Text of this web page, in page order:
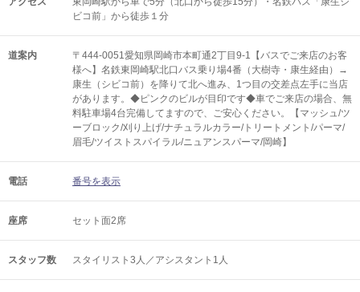
ビコ前」から徒歩１分
道案内
〒444-0051愛知県岡崎市本町通2丁目9-1【バスでご来店のお客
様へ】名鉄東岡崎駅北口バス乗り場4番（大樹寺・康生経由）→
康生（シビコ前）を降りて北へ進み、1つ目の交差点左手に当店
があります。◆ピンクのビルが目印です◆車でご来店の場合、無
料駐車場4台完備してますので、ご安心ください。【マッシュ/ツ
ーブロック/刈り上げ/ナチュラルカラー/トリートメント/パーマ/
眉毛/ツイストスパイラル/ニュアンスパーマ/岡崎】
電話 番号を表示
座席 セット面2席
スタッフ数 スタイリスト3人／アシスタント1人